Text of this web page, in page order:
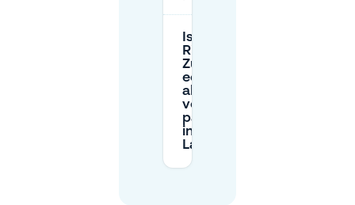
Is Park &
Ride (P+R)
Zuiderval
een goed
alternatief
voor
parkeren
in De
Laares?